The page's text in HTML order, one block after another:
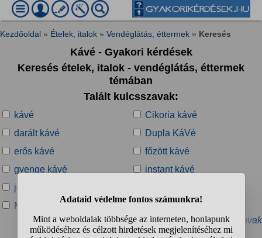
Kezdőoldal » Ételek, italok » Vendéglátás, éttermek » Keresés
Kávé - Gyakori kérdések
Keresés ételek, italok - vendéglátás, éttermek
témában
Talált kulcsszavak:
kávé
Cikoria kávé
darált kávé
Dupla KáVé
erős kávé
főzött kávé
gyenge kávé
instant kávé
jeges kávé
Maci kávé
olasz kávé
» További kapcsolódó kulcsszavak